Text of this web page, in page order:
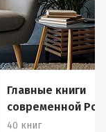
Главные книги
современной
Список портала
40 книг